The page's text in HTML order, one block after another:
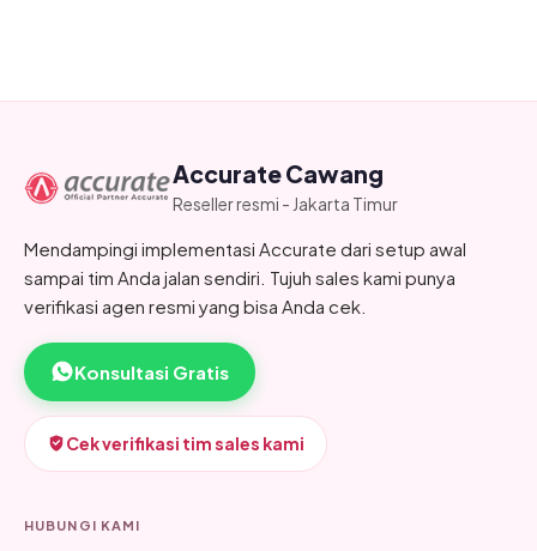
Accurate Cawang
Reseller resmi - Jakarta Timur
Mendampingi implementasi Accurate dari setup awal
sampai tim Anda jalan sendiri. Tujuh sales kami punya
verifikasi agen resmi yang bisa Anda cek.
Konsultasi Gratis
Cek verifikasi tim sales kami
HUBUNGI KAMI